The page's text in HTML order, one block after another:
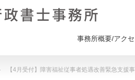
事務所概要/アクセ
【4月受付】障害福祉従事者処遇改善緊急支援